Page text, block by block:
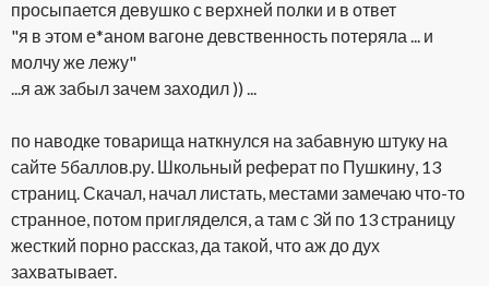
просыпается девушко с верхней полки и в ответ
"я в этом е*аном вагоне девственность потеряла ... и
молчу же лежу"
...я аж забыл зачем заходил )) ...
по наводке товарища наткнулся на забавную штуку на
сайте 5баллов.ру. Школьный реферат по Пушкину, 13
страниц. Скачал, начал листать, местами замечаю что-то
странное, потом пригляделся, а там с 3й по 13 страницу
жесткий порно рассказ, да такой, что аж до дух
захватывает.